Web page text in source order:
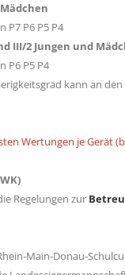
P7 P6 P5 P4
III/2 Jungen und
P6 P5 P4
kann an
Wertungen je Gerät
Regelungen zur
Main-Donau-